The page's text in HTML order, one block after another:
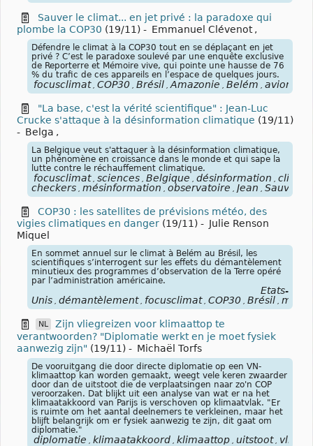
Sauver le climat... en jet privé : la paradoxe qui
plombe la COP30 (19/11) - Emmanuel Clévenot ,
Défendre le climat à la COP30 tout en se déplaçant en jet
privé ? C’est le paradoxe soulevé par une enquête exclusive
de Reporterre et Mémoire vive, qui pointe une hausse de 76
% du trafic de ces appareils en l’espace de quelques jours.
focusclimat COP30 Brésil Amazonie Belém avions
"La base, c'est la vérité scientifique" : Jean-Luc
Crucke s'attaque à la désinformation climatique (19/11)
- Belga ,
La Belgique veut s'attaquer à la désinformation climatique,
un phénomène en croissance dans le monde et qui sape la
lutte contre le réchauffement climatique.
focusclimat sciences Belgique désinformation
checkers mésinformation observatoire Jean
COP30 : les satellites de prévisions météo, des
vigies climatiques en danger (19/11) - Julie Renson
Miquel
En sommet annuel sur le climat à Belém au Brésil, les
scientifiques s’interrogent sur les effets du démantèlement
minutieux des programmes d’observation de la Terre opéré
par l’administration américaine.
États-
Unis démantèlement focusclimat COP30 Brésil
NL
Zijn vliegreizen voor klimaattop te
verantwoorden? "Diplomatie werkt en je moet fysiek
aanwezig zijn" (19/11) - Michaël Torfs
De vooruitgang die door directe diplomatie op een VN-
klimaattop kan worden gemaakt, weegt vele keren zwaarder
door dan de uitstoot die de verplaatsingen naar zo'n COP
veroorzaken. Dat blijkt uit een analyse van wat er na het
klimaatakkoord van Parijs is verschoven op klimaatvlak. "Er
is ruimte om het aantal deelnemers te verkleinen, maar het
blijft belangrijk om er fysiek aanwezig te zijn, dit gaat om
diplomatie."
diplomatie klimaatakkoord klimaattop uitstoot